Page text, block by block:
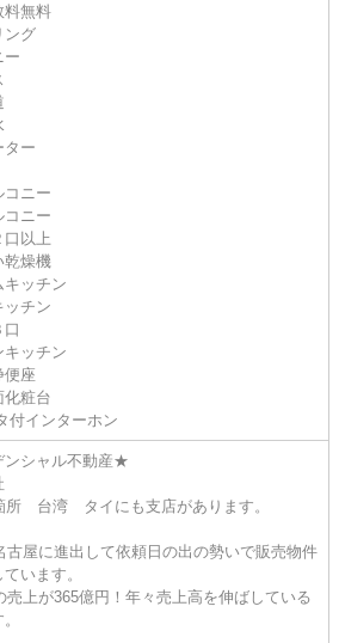
料無料
ング
ー
ター
コニー
コニー
口以上
乾燥機
キッチン
ッチン
口
キッチン
便座
化粧台
付インターホン
シャル不動産★
所 台湾 タイにも支店があります。
古屋に進出して依頼日の出の勢いで販売物件
います。
売上が365億円！年々売上高を伸ばしている